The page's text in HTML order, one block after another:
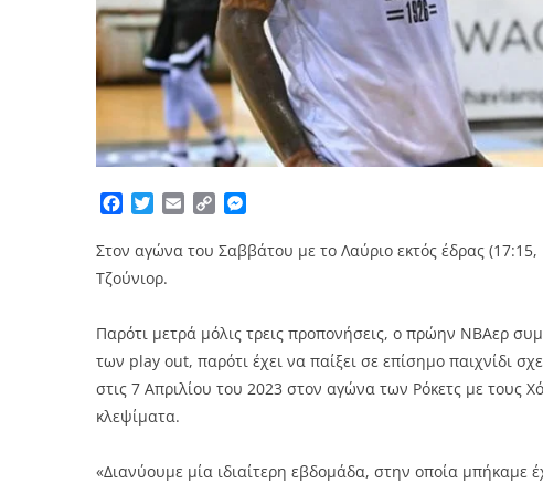
Facebook
TwitterEmailCopy
Στον αγώνα του Σαββάτου με το Λαύριο εκτός έδρας
Τζούνιορ.
Παρότι μετρά μόλις τρεις προπονήσεις, ο πρώην ΝΒΑερ
των play out, παρότι έχει να παίξει σε επίσημο παιχνίδι
στις 7 Απριλίου του 2023 στον αγώνα των Ρόκετς με τους
κλεψίματα.
«Διανύουμε μία ιδιαίτερη εβδομάδα, στην οποία μπήκαμε